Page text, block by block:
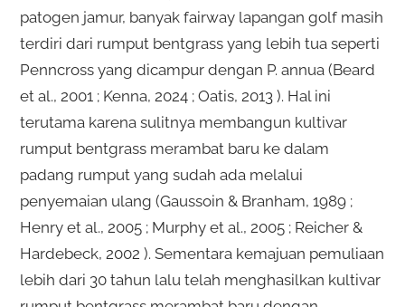
patogen jamur, banyak fairway lapangan golf masih
terdiri dari rumput bentgrass yang lebih tua seperti
Penncross yang dicampur dengan P. annua (Beard
et al., 2001 ; Kenna, 2024 ; Oatis, 2013 ). Hal ini
terutama karena sulitnya membangun kultivar
rumput bentgrass merambat baru ke dalam
padang rumput yang sudah ada melalui
penyemaian ulang (Gaussoin & Branham, 1989 ;
Henry et al., 2005 ; Murphy et al., 2005 ; Reicher &
Hardebeck, 2002 ). Sementara kemajuan pemuliaan
lebih dari 30 tahun lalu telah menghasilkan kultivar